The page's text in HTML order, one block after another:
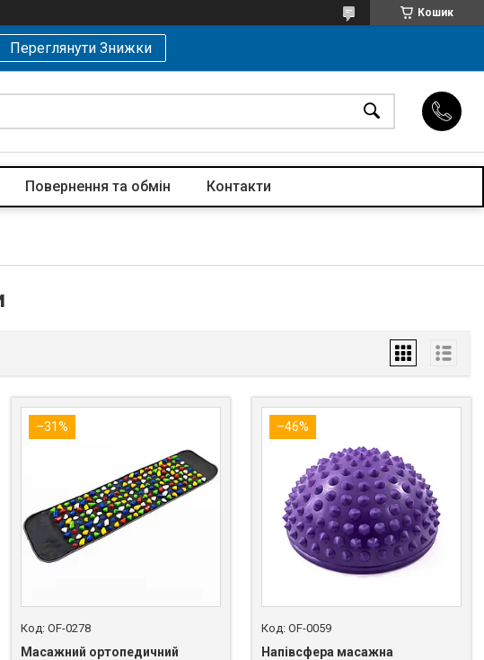
Кошик
Переглянути Знижки
Повернення та обмін Контакти
–31%
OF-0278
Масажний ортопедичний
–46%
OF-0059
Напівсфера масажна